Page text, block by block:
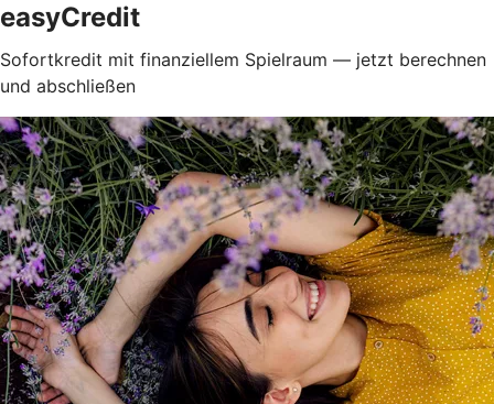
easyCredit
Sofortkredit mit finanziellem Spielraum — jetzt berechnen
und abschließen